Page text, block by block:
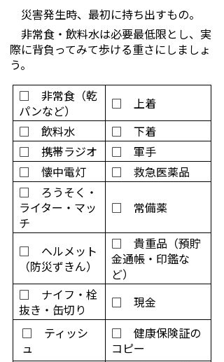
災害発生時、最初に持ち出すもの。
非常食・飲料水は必要最低限とし、実
際に背負ってみて歩ける重さにしましょ
う。
□ 非常食（乾
パンなど）
□ 上着
□ 飲料水
□ 下着
□ 携帯ラジオ
□ 軍手
□ 懐中電灯
□ 救急医薬品
□ ろうそく・
ライター・マッ
チ
□ 常備薬
□ ヘルメット
（防災ずきん）
□ 貴重品（預貯
金通帳・印鑑な
ど）
□ ナイフ・栓
抜き・缶切り
□ 現金
□ ティッシ
ュ
□ 健康保険証の
コピー